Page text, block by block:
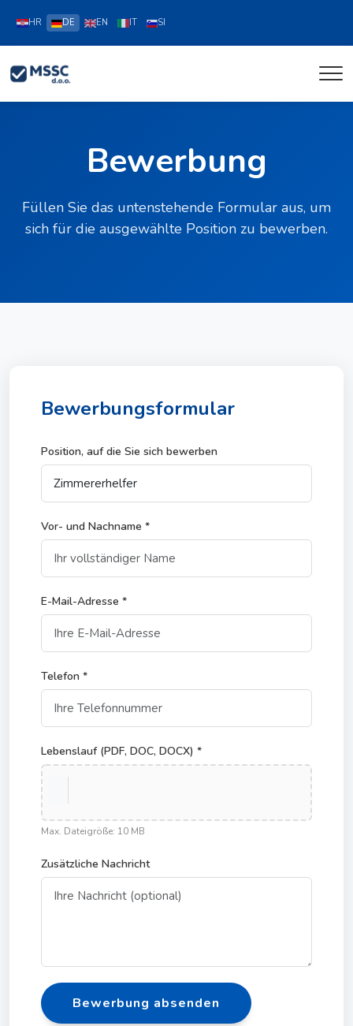
HR DE EN IT SI
Bewerbung
Füllen Sie das untenstehende Formular aus, um
sich für die ausgewählte Position zu bewerben.
Bewerbungsformular
Position, auf die Sie sich bewerben
Vor- und Nachname *
E-Mail-Adresse *
Telefon *
Lebenslauf (PDF, DOC, DOCX) *
Max. Dateigröße: 10 MB
Zusätzliche Nachricht
Bewerbung absenden